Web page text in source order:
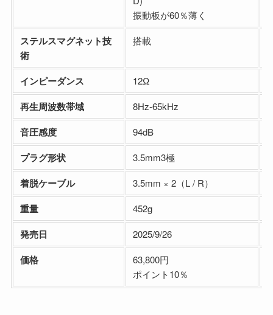
振動板が60％薄く
ステルスマグネット技
術
搭載
インピーダンス 12Ω
再生周波数帯域 8Hz-65kHz
音圧感度 94dB
プラグ形状 3.5mm3極
着脱ケーブル 3.5mm × 2（L / R）
重量 452g
発売日 2025/9/26
価格
63,800円
ポイント10％